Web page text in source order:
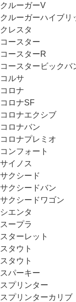
クルーガーV
クルーガーハイブリ
クレスタ
コースター
コースターR
コースタービックバ
コルサ
コロナ
コロナSF
コロナエクシブ
コロナバン
コロナプレミオ
コンフォート
サイノス
サクシード
サクシードバン
サクシードワゴン
シエンタ
スープラ
スターレット
スタウト
スタウト
スパーキー
スプリンター
スプリンターカリブ